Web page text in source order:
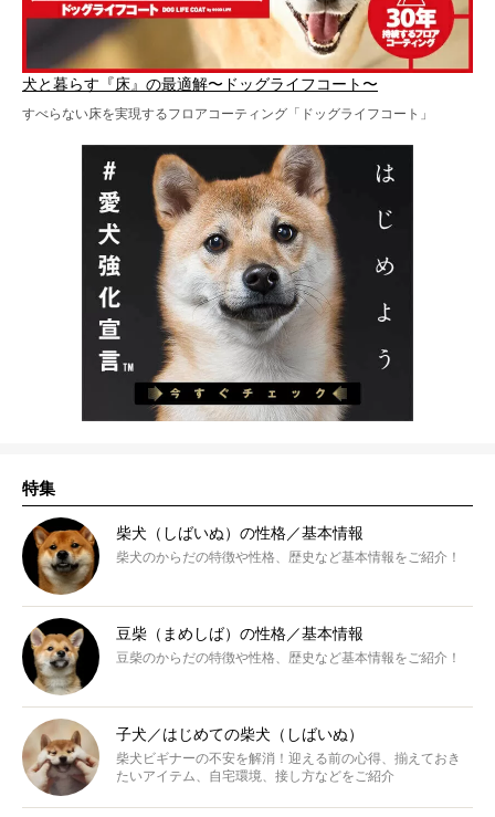
犬と暮らす『床』の最適解〜ドッグライフコート〜
すべらない床を実現するフロアコーティング「ドッグライフコート」
特集
柴犬（しばいぬ）の性格／基本情報
柴犬のからだの特徴や性格、歴史など基本情報をご紹介！
豆柴（まめしば）の性格／基本情報
豆柴のからだの特徴や性格、歴史など基本情報をご紹介！
子犬／はじめての柴犬（しばいぬ）
柴犬ビギナーの不安を解消！迎える前の心得、揃えておき
たいアイテム、自宅環境、接し方などをご紹介